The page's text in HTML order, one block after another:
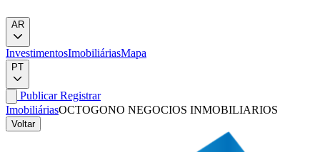
AR
InvestimentosImobiliáriasMapa
PT
PublicarRegistrar
ImobiliáriasOCTOGONO NEGOCIOS INMOBILIARIOS
Voltar